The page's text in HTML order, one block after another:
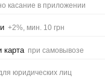
касание в приложении
+2%, мин. 10 грн
карта при самовывозе
юридических лиц